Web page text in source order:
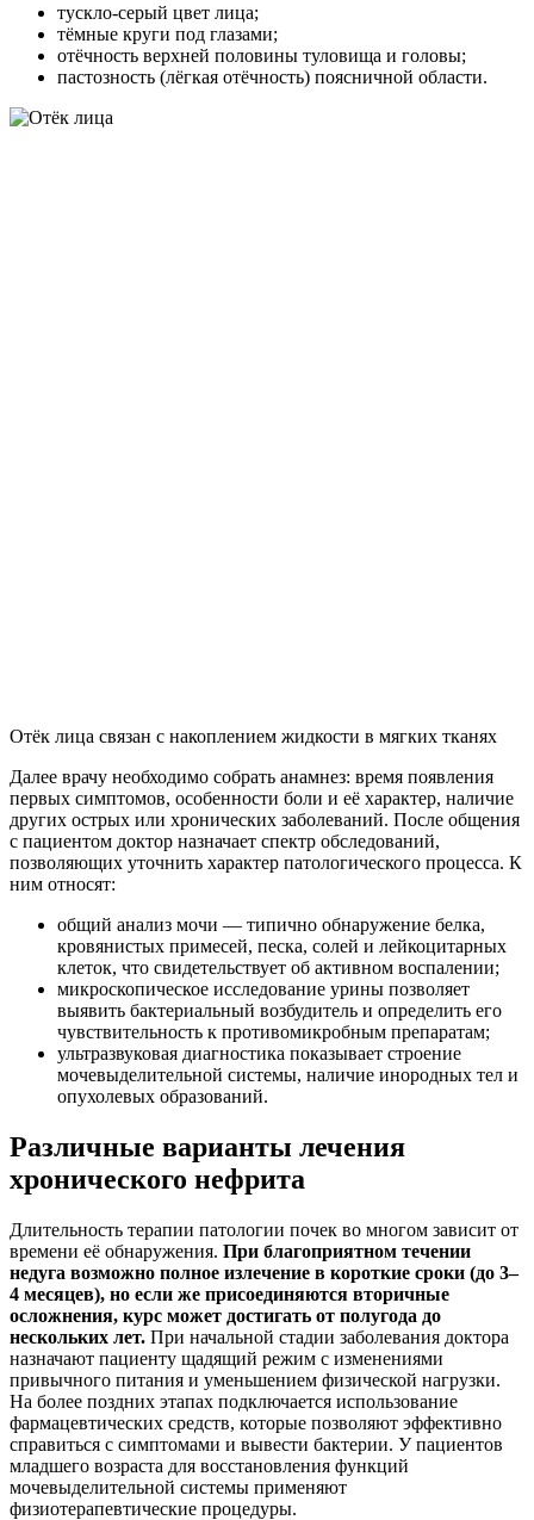
тускло-серый цвет лица;
тёмные круги под глазами;
отёчность верхней половины туловища и головы;
пастозность (лёгкая отёчность) поясничной области.
Отёк лица связан с накоплением жидкости в мягких тканях
Далее врачу необходимо собрать анамнез: время появления
первых симптомов, особенности боли и её характер, наличие
других острых или хронических заболеваний. После общения
с пациентом доктор назначает спектр обследований,
позволяющих уточнить характер патологического процесса. К
ним относят:
общий анализ мочи — типично обнаружение белка,
кровянистых примесей, песка, солей и лейкоцитарных
клеток, что свидетельствует об активном воспалении;
микроскопическое исследование урины позволяет
выявить бактериальный возбудитель и определить его
чувствительность к противомикробным препаратам;
ультразвуковая диагностика показывает строение
мочевыделительной системы, наличие инородных тел и
опухолевых образований.
Различные варианты лечения
хронического нефрита
Длительность терапии патологии почек во многом зависит от
времени её обнаружения. При благоприятном течении
недуга возможно полное излечение в короткие сроки (до 3–
4 месяцев), но если же присоединяются вторичные
осложнения, курс может достигать от полугода до
нескольких лет. При начальной стадии заболевания доктора
назначают пациенту щадящий режим с изменениями
привычного питания и уменьшением физической нагрузки.
На более поздних этапах подключается использование
фармацевтических средств, которые позволяют эффективно
справиться с симптомами и вывести бактерии. У пациентов
младшего возраста для восстановления функций
мочевыделительной системы применяют
физиотерапевтические процедуры.